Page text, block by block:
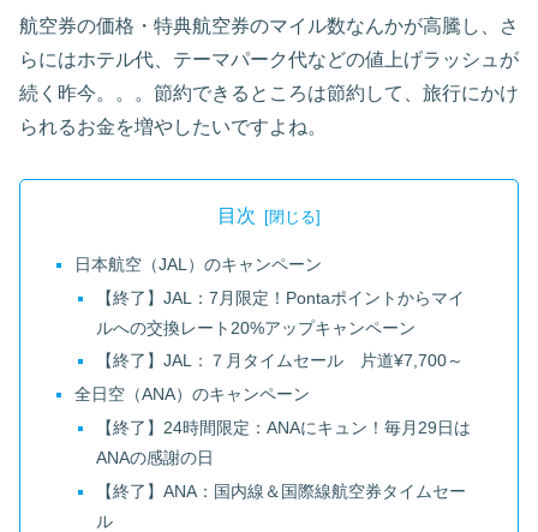
航空券の価格・特典航空券のマイル数なんかが高騰し、さ
らにはホテル代、テーマパーク代などの値上げラッシュが
続く昨今。。。節約できるところは節約して、旅行にかけ
られるお金を増やしたいですよね。
目次
日本航空（JAL）のキャンペーン
【終了】JAL：7月限定！Pontaポイントからマイ
ルへの交換レート20%アップキャンペーン
【終了】JAL：７月タイムセール 片道¥7,700～
全日空（ANA）のキャンペーン
【終了】24時間限定：ANAにキュン！毎月29日は
ANAの感謝の日
【終了】ANA：国内線＆国際線航空券タイムセー
ル